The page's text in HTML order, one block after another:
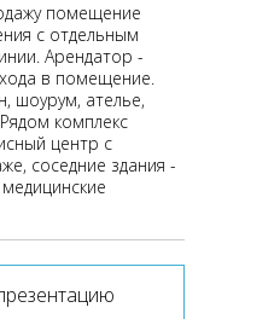
помещение
с отдельным
Арендатор -
в помещение.
шоурум, ателье,
комплекс
центр с
соседние здания -